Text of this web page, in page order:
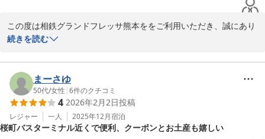
この度は相鉄グランドフレッサ熊本ををご利用いただき、誠にあり
がとうございます。
す。
お部屋の清潔さや立地につきましてご満足いただけているとのこ
と、大変嬉しく拝見いたしました。
ご出張の際にいつもご利用いただいているとのお言葉は、スタッフ
一同の大きな励みになります。
続きを読む
まーさゆ
50代/女性 |6件のクチコミ
4 2026年2月2日投稿
レジャー 一人 2025年12月宿泊
桜町バスターミナル近くで便利、クーポンとお土産も嬉しい